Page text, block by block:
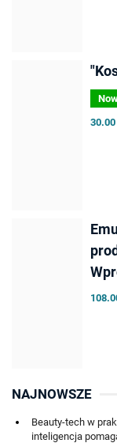
30.00
NAJNOWSZE
Beauty-tech w
inteligencja